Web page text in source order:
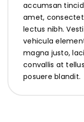
accumsan
amet,
lectus nibh.
vehicula
magna justo,
convallis at
posuere blandit.